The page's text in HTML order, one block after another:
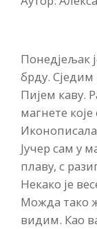
Понедјељак
брду.
Пијем каву.
магнете
Јучер сам у
плаву, с
Некако је
Можда тако
видим. Као